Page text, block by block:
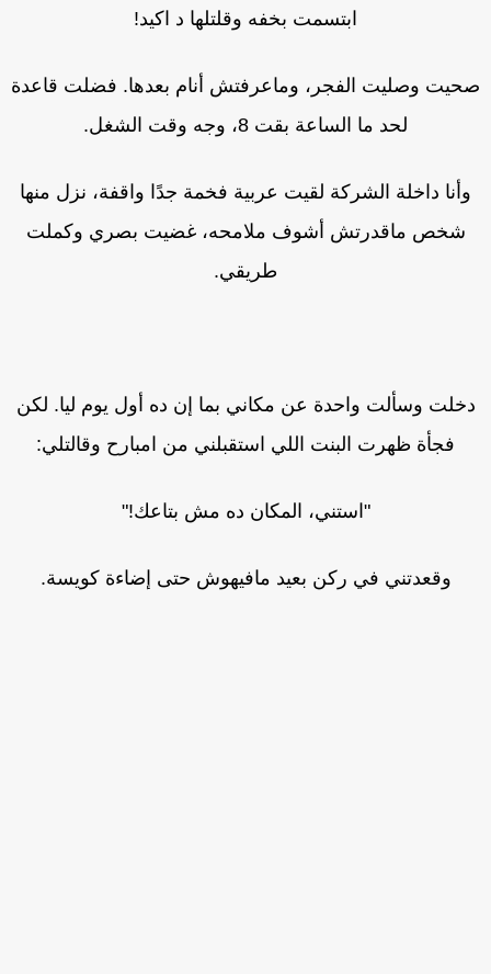
ابتسمت بخفه وقلتلها د اكيد!
وصليت الفجر، وماعرفتش أنام بعدها. فضلت قاعدة
لحد ما الساعة بقت 8، وجه وقت الشغل.
وأنا داخلة الشركة لقيت عربية فخمة جدًا واقفة، نزل منها
شخص ماقدرتش أشوف ملامحه، غضيت بصري وكملت
طريقي.
وسألت واحدة عن مكاني بما إن ده أول يوم ليا. لكن
فجأة ظهرت البنت اللي استقبلني من امبارح وقالتلي:
"استني، المكان ده مش بتاعك!"
وقعدتني في ركن بعيد مافيهوش حتى إضاءة كويسة.